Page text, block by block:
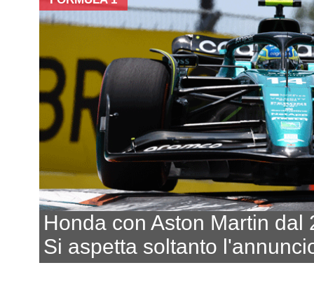
Honda con Aston Martin dal
Si aspetta soltanto